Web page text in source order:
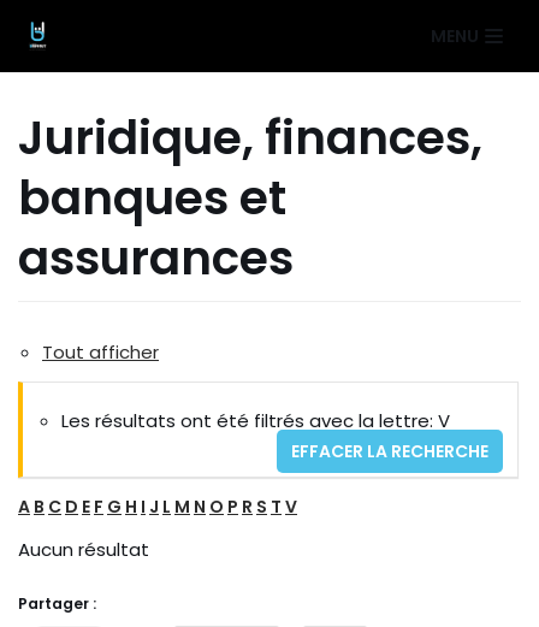
Aller
au
MENU
Juridique, finances,
banques et
assurances
Tout afficher
Les résultats ont été filtrés avec la lettre: V
EFFACER LA RECHERCHE
A B C D E F G H I J L M N O P R S T V
Aucun résultat
Partager :